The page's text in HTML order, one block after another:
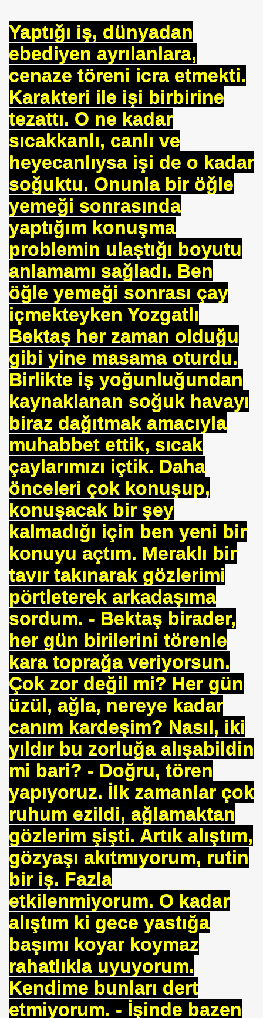
Yaptığı iş, dünyadan
ebediyen ayrılanlara,
cenaze töreni icra etmekti.
Karakteri ile işi birbirine
tezattı. O ne kadar
sıcakkanlı, canlı ve
heyecanlıysa işi de o kadar
soğuktu. Onunla bir öğle
yemeği sonrasında
yaptığım konuşma
problemin ulaştığı boyutu
anlamamı sağladı. Ben
öğle yemeği sonrası çay
içmekteyken Yozgatlı
Bektaş her zaman olduğu
gibi yine masama oturdu.
Birlikte iş yoğunluğundan
kaynaklanan soğuk havayı
biraz dağıtmak amacıyla
muhabbet ettik, sıcak
çaylarımızı içtik. Daha
önceleri çok konuşup,
konuşacak bir şey
kalmadığı için ben yeni bir
konuyu açtım. Meraklı bir
tavır takınarak gözlerimi
pörtleterek arkadaşıma
sordum. - Bektaş birader,
her gün birilerini törenle
kara toprağa veriyorsun.
Çok zor değil mi? Her gün
üzül, ağla, nereye kadar
canım kardeşim? Nasıl, iki
yıldır bu zorluğa alışabildin
mi bari? - Doğru, tören
yapıyoruz. İlk zamanlar çok
ruhum ezildi, ağlamaktan
gözlerim şişti. Artık alıştım,
gözyaşı akıtmıyorum, rutin
bir iş. Fazla
etkilenmiyorum. O kadar
alıştım ki gece yastığa
başımı koyar koymaz
rahatlıkla uyuyorum.
Kendime bunları dert
etmiyorum. - İşinde bazen
NJ.Canlı Yayın
RÜŞD
VAKFI
?
ARINÇ
İle